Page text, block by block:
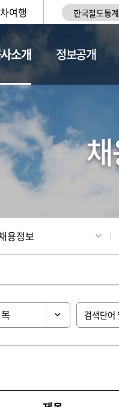
여행 한국철도통계
소개 정보공개
용정보